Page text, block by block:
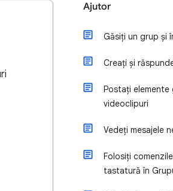
Ajutor
Găsiți un grup și
Creați și
Postați
videoclipuri
Vedeți mesajele
Folosiți
tastatură în